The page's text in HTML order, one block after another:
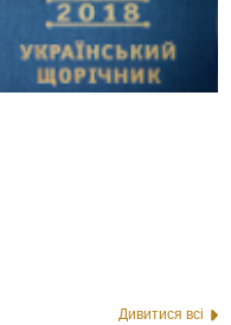
Дивитися всі